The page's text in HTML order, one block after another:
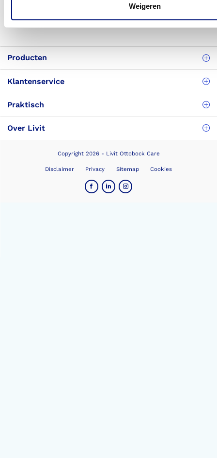
Weigeren
8.3
Producten
Klantenservice
Praktisch
Over Livit
Copyright 2026 - Livit Ottobock Care
Disclaimer Privacy Sitemap Cookies